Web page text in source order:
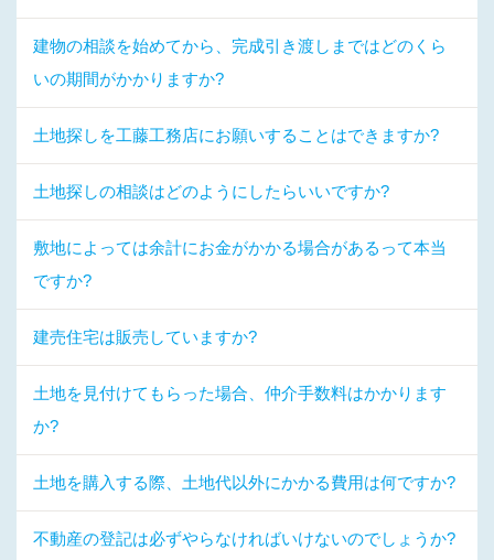
建物の相談を始めてから、完成引き渡しまではどのくら
いの期間がかかりますか?
土地探しを工藤工務店にお願いすることはできますか?
土地探しの相談はどのようにしたらいいですか?
敷地によっては余計にお金がかかる場合があるって本当
ですか?
建売住宅は販売していますか?
土地を見付けてもらった場合、仲介手数料はかかります
か?
土地を購入する際、土地代以外にかかる費用は何ですか?
不動産の登記は必ずやらなければいけないのでしょうか?